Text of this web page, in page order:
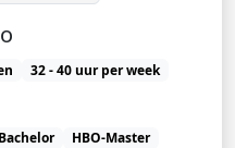
32 - 40 uur per week
HBO-Master